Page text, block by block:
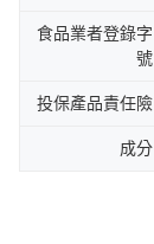
食品業者登錄字
號
投保產品責任險
成分